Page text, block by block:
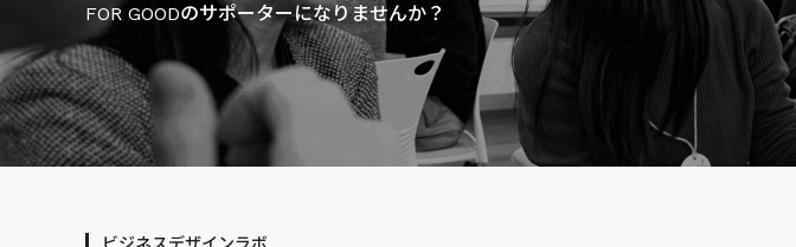
FOR GOODのサポーターになりませんか？
ビジネスデザインラボ